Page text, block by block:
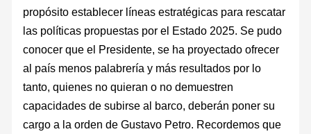
propósito establecer líneas estratégicas para rescatar
las políticas propuestas por el Estado 2025. Se pudo
conocer que el Presidente, se ha proyectado ofrecer
al país menos palabrería y más resultados por lo
tanto, quienes no quieran o no demuestren
capacidades de subirse al barco, deberán poner su
cargo a la orden de Gustavo Petro. Recordemos que